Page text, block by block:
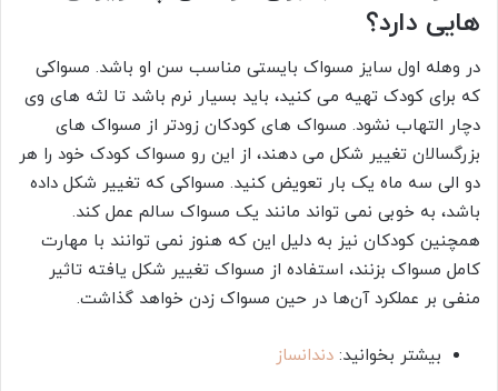
هایی دارد؟
در وهله اول سایز مسواک بایستی مناسب سن او باشد. مسواکی
که برای کودک تهیه می‌ کنید، باید بسیار نرم باشد تا لثه‌ های وی
دچار التهاب نشود. مسواک‌ های کودکان زودتر از مسواک‌ های
بزرگسالان تغییر شکل می‌ دهند، از این رو مسواک کودک خود را هر
دو الی سه ماه یک بار تعویض کنید. مسواکی که تغییر شکل داده
باشد، به خوبی نمی‌ تواند مانند یک مسواک سالم عمل کند.
همچنین کودکان نیز به دلیل این که هنوز نمی‌ توانند با مهارت
کامل مسواک بزنند، استفاده از مسواک تغییر شکل یافته تاثیر
منفی بر عملکرد آن‌ها در حین مسواک زدن خواهد گذاشت.
بیشتر بخوانید: دندانساز